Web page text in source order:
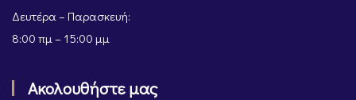
Δευτέρα – Παρασκευή:
8:00 πμ – 15:00 μμ
Ακολουθήστε μας